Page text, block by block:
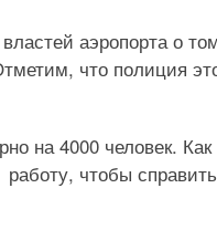
аэропорта о
что полиция
на 4000 человек.
чтобы